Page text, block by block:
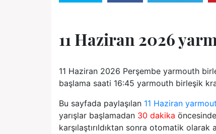
11 Haziran 2026
11 Haziran 2026 Perşembe yarmouth
başlama saati 16:45 yarmouth birleşik
Bu sayfada paylaşılan 11 Haziran
yarışlar başlamadan 30 dakika
karşılaştırıldıktan sonra otomatik olarak